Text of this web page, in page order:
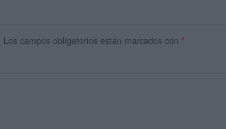
Los campos obligatorios están marcados con *